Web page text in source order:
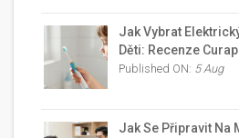
Jak Vybrat
Děti: Recenze
Published ON: 5 Aug
Jak Se Připravit Na